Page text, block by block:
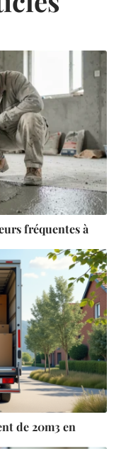
fréquentes à
de 20m3 en